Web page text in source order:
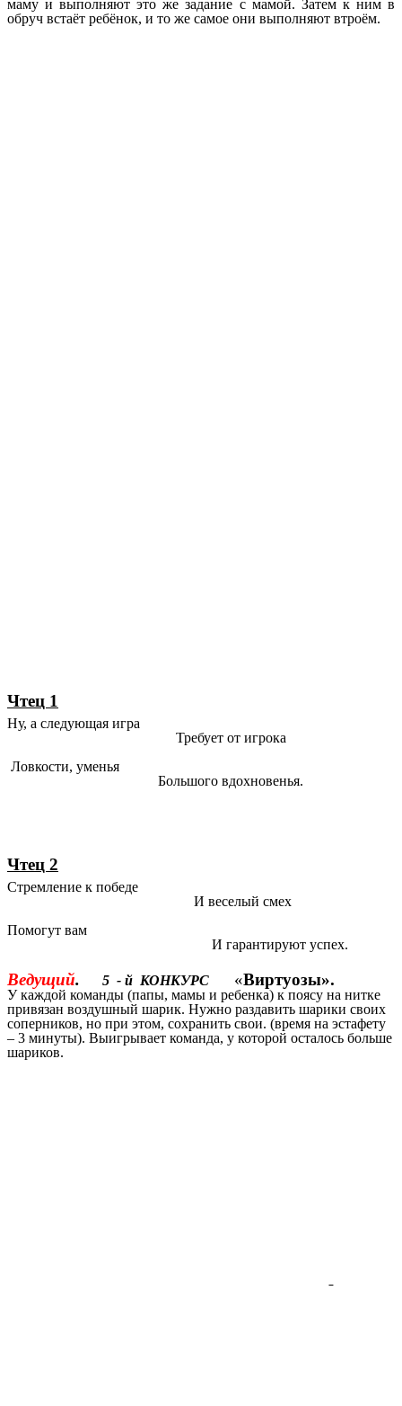
маму и выполняют это же задание с мамой. Затем к ним в
обруч встаёт ребёнок, и то же самое они выполняют втроём.
Чтец 1
Ну, а следующая игра
Требует от игрока
Ловкости, уменья
Большого вдохновенья.
Чтец 2
Стремление к победе
И веселый смех
Помогут вам
И гарантируют успех.
Ведущий. 5 - й КОНКУРС «Виртуозы».
У каждой команды (папы, мамы и ребенка) к поясу на нитке
привязан воздушный шарик. Нужно раздавить шарики своих
соперников, но при этом, сохранить свои. (время на эстафету
– 3 минуты). Выигрывает команда, у которой осталось больше
шариков.